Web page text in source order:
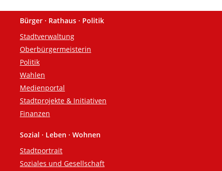
Fußzeile
Bürger · Rathaus · Politik
Stadtverwaltung
Oberbürgermeisterin
Politik
Wahlen
Medienportal
Stadtprojekte & Initiativen
Finanzen
Sozial · Leben · Wohnen
Stadtportrait
Soziales und Gesellschaft